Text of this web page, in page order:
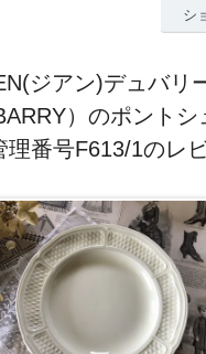
シ
ジアン)デュバリ
）のポントシ
理番号F613/1のレ